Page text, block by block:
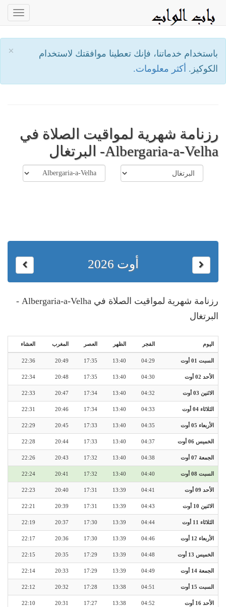
×
باستخدام خدماتنا، فإنك تعطينا موافقتك لاستخدام
الكوكيز. أكثر معلومات.
رزنامة شهرية لمواقيت الصلاة في
Albergaria-a-Velha- البرتغال
أوت 2026
رزنامة شهرية لمواقيت الصلاة في Albergaria-a-Velha -
البرتغال
اليوم الفجر الظهر العصر المغرب العشاء
السبت 01 أوت 04:29
13:40
17:35
20:49
22:36
الأحد 02 أوت 04:30
13:40
17:35
20:48
22:34
الاثنين 03 أوت 04:32
13:40
17:34
20:47
22:33
الثلاثاء 04 أوت 04:33
13:40
17:34
20:46
22:31
الأربعاء 05 أوت 04:35
13:40
17:33
20:45
22:29
الخميس 06 أوت 04:37
13:40
17:33
20:44
22:28
الجمعة 07 أوت 04:38
13:40
17:32
20:43
22:26
السبت 08 أوت 04:40
13:40
17:32
20:41
22:24
الأحد 09 أوت 04:41
13:39
17:31
20:40
22:23
الاثنين 10 أوت 04:43
13:39
17:31
20:39
22:21
الثلاثاء 11 أوت 04:44
13:39
17:30
20:37
22:19
الأربعاء 12 أوت 04:46
13:39
17:30
20:36
22:17
الخميس 13 أوت 04:48
13:39
17:29
20:35
22:15
الجمعة 14 أوت 04:49
13:39
17:29
20:33
22:14
السبت 15 أوت 04:51
13:38
17:28
20:32
22:12
الأحد 16 أوت 04:52
13:38
17:27
20:31
22:10